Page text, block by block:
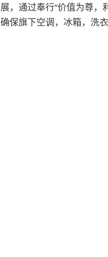
展，通过奉行“价值为尊，
确保旗下空调，冰箱，洗